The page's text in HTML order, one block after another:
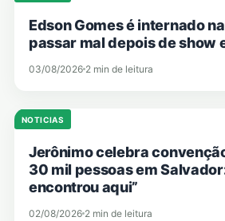
Edson Gomes é internado
passar mal depois de show
03/08/2026 2 min de leitura
NOTICIAS
Jerônimo celebra
30 mil pessoas em
encontrou aqui”
02/08/2026 2 min de leitura